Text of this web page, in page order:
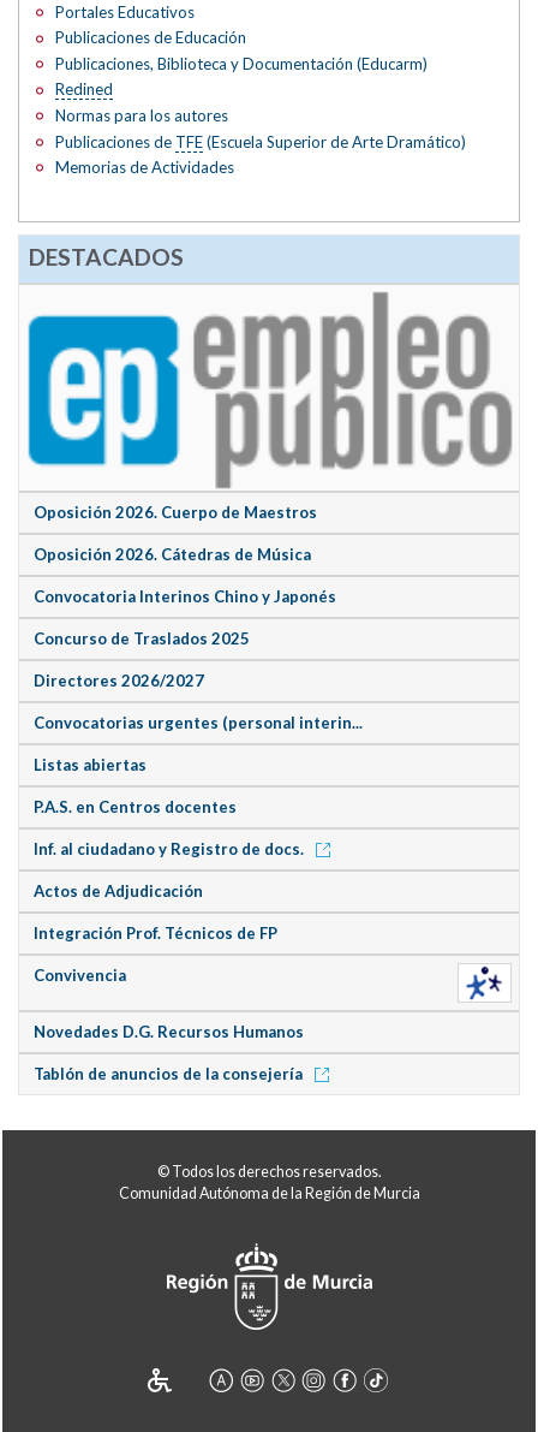
Portales Educativos
Publicaciones de Educación
Publicaciones, Biblioteca y Documentación (Educarm)
Redined
Normas para los autores
Publicaciones de TFE(Escuela Superior de Arte Dramático)
Memorias de Actividades
DESTACADOS
Oposición 2026. Cuerpo de Maestros
Oposición 2026. Cátedras de Música
Convocatoria Interinos Chino y Japonés
Concurso de Traslados 2025
Directores 2026/2027
Convocatorias urgentes (personal interin...
Listas abiertas
P.A.S. en Centros docentes
Inf. al ciudadano y Registro de docs.
Actos de Adjudicación
Integración Prof. Técnicos de FP
Convivencia
Novedades D.G. Recursos Humanos
Tablón de anuncios de la consejería
© Todos los derechos reservados.
Comunidad Autónoma de la Región de Murcia